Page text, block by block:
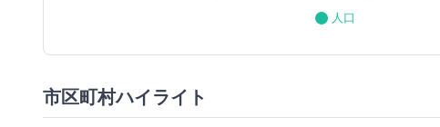
人口
市区町村ハイライト